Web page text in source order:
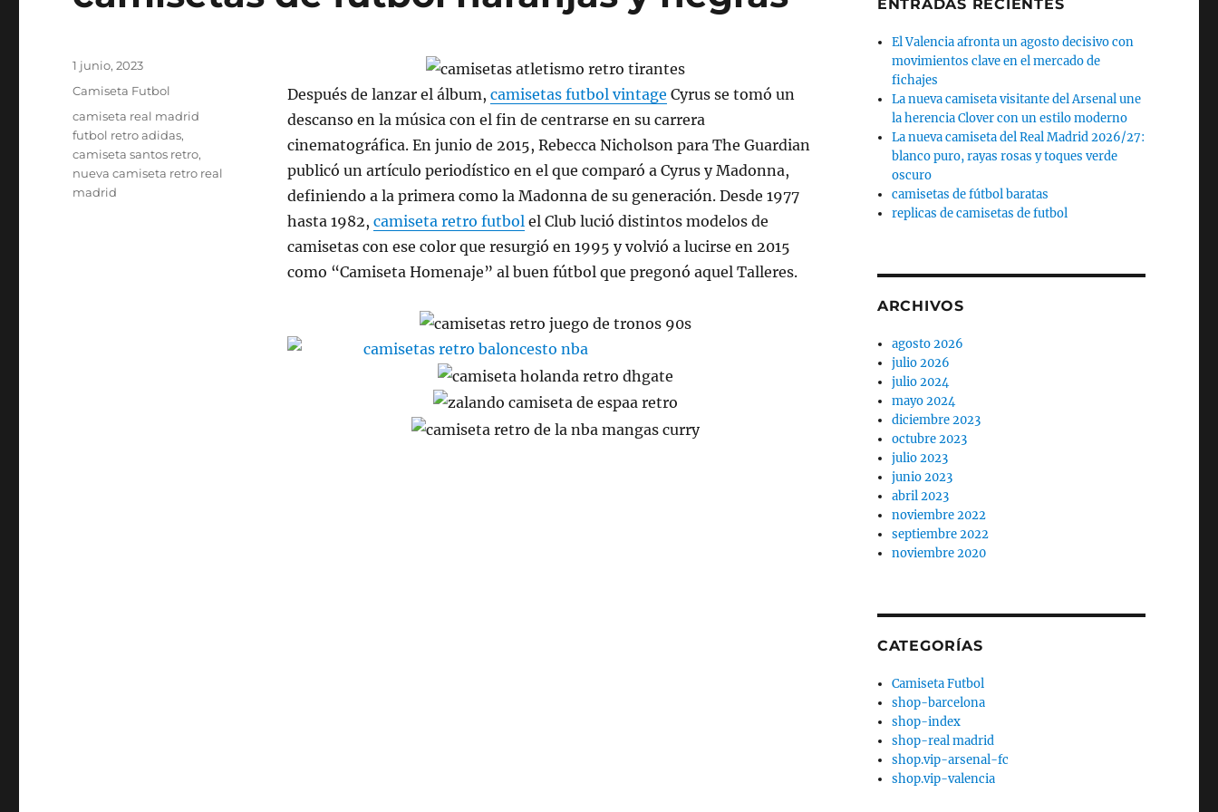
Después de lanzar el álbum, camisetas futbol vintage Cyrus se tomó un
descanso en la música con el fin de centrarse en su carrera
cinematográfica. En junio de 2015, Rebecca Nicholson para The Guardian
publicó un artículo periodístico en el que comparó a Cyrus y Madonna,
definiendo a la primera como la Madonna de su generación. Desde 1977
hasta 1982, camiseta retro futbol el Club lució distintos modelos de
camisetas con ese color que resurgió en 1995 y volvió a lucirse en 2015
como “Camiseta Homenaje” al buen fútbol que pregonó aquel Talleres.
Publicado
1 junio, 2023
Categorías
Camiseta Futbol
Etiquetas
camiseta real madrid
futbol retro adidas,
camiseta santos retro,
nueva camiseta retro real
madrid
ENTRADAS RECIENTES
El Valencia afronta un agosto decisivo con
movimientos clave en el mercado de
fichajes
La nueva camiseta visitante del Arsenal une
la herencia Clover con un estilo moderno
La nueva camiseta del Real Madrid 2026/27:
blanco puro, rayas rosas y toques verde
oscuro
camisetas de fútbol baratas
replicas de camisetas de futbol
ARCHIVOS
agosto 2026
julio 2026
julio 2024
mayo 2024
diciembre 2023
octubre 2023
julio 2023
junio 2023
abril 2023
noviembre 2022
septiembre 2022
noviembre 2020
CATEGORÍAS
Camiseta Futbol
shop-barcelona
shop-index
shop-real madrid
shop.vip-arsenal-fc
shop.vip-valencia